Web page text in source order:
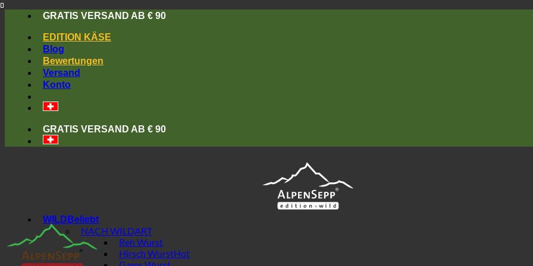
content
GRATIS VERSAND AB € 90
EDITION KÄSE
Blog
Bewertungen
Versand
Konto
GRATIS VERSAND AB € 90
WILD
NACH WILDART
Reh Wurst
Hirsch Wurst